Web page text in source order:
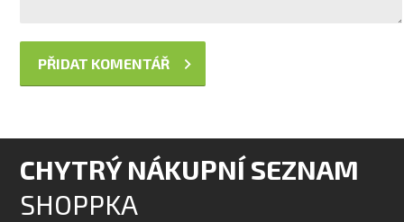
CHYTRÝ NÁKUPNÍ SEZNAM
SHOPPKA